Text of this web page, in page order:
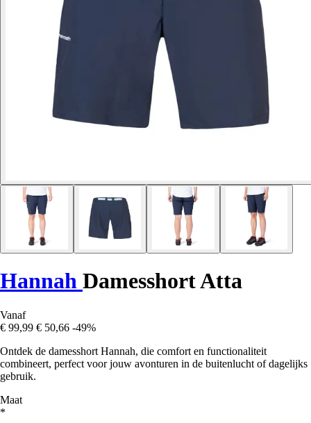
Hannah Damesshort Atta
Vanaf
€ 99,99 € 50,66 -49%
Ontdek de damesshort Hannah, die comfort en functionaliteit
combineert, perfect voor jouw avonturen in de buitenlucht of dagelijks
gebruik.
Maat
*